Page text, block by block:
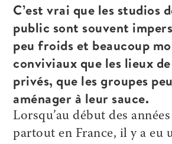
C’est vrai que les studios
public sont souvent
peu froids et beaucoup
conviviaux que les lieux
privés, que les groupes
aménager à leur sauce.
Lorsqu’au début des
partout en France, il y a eu